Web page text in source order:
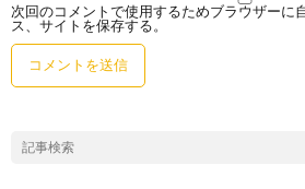
次回のコメントで使用するためブラウザーに
ス、サイトを保存する。